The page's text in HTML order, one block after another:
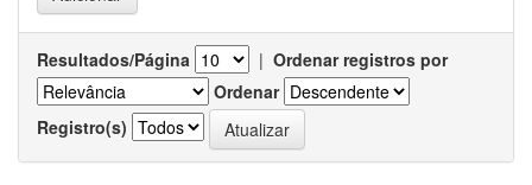
Resultados/Página | Ordenar registros por
Ordenar
Registro(s)